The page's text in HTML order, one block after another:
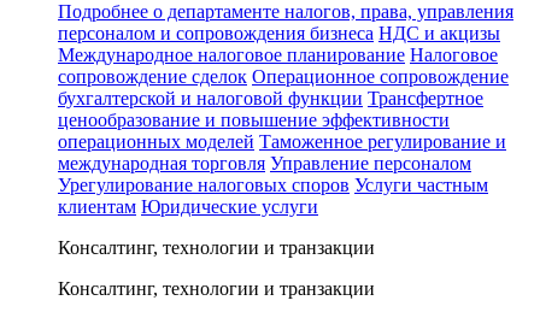
Подробнее о департаменте налогов, права, управления
персоналом и сопровождения бизнеса НДС и акцизы
Международное налоговое планирование Налоговое
сопровождение сделок Операционное сопровождение
бухгалтерской и налоговой функции Трансфертное
ценообразование и повышение эффективности
операционных моделей Таможенное регулирование и
международная торговля Управление персоналом
Урегулирование налоговых споров Услуги частным
клиентам Юридические услуги
Консалтинг, технологии и транзакции
Консалтинг, технологии и транзакции